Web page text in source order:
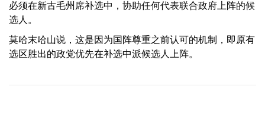
必须在新古毛州席补选中，协助任何代表联合政府上阵的候
选人。
莫哈末哈山说，这是因为国阵尊重之前认可的机制，即原有
选区胜出的政党优先在补选中派候选人上阵。